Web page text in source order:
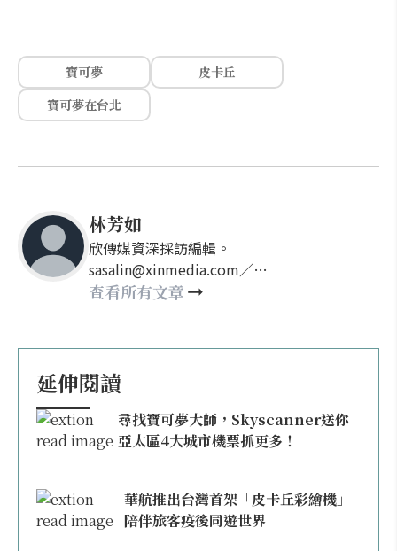
寶可夢
皮卡丘
寶可夢在台北
林芳如
欣傳媒資深採訪編輯。
sasalin@xinmedia.com／
happy21917@gmail.com
查看所有文章
延伸閱讀
尋找寶可夢大師，Skyscanner送你
亞太區4大城市機票抓更多！
華航推出台灣首架「皮卡丘彩繪機」
陪伴旅客疫後同遊世界